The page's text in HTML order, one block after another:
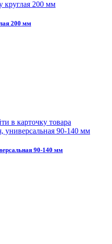
200 мм
в карточку товара
90-140 мм